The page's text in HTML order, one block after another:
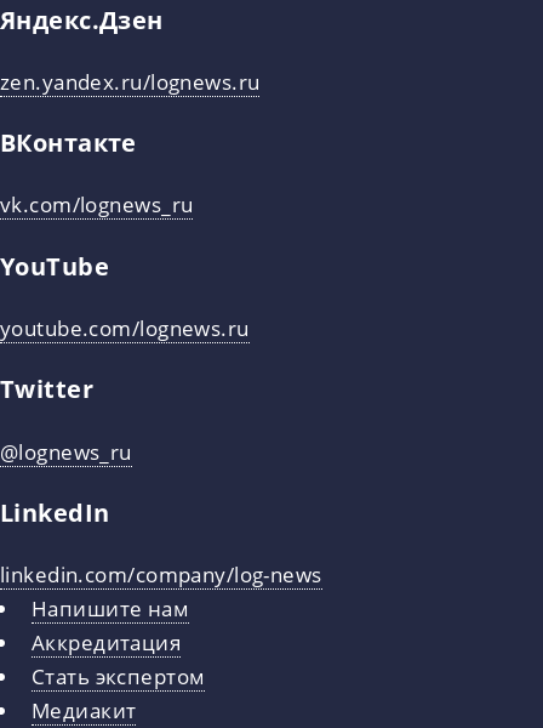
Яндекс.Дзен
zen.yandex.ru/lognews.ru
ВКонтакте
vk.com/lognews_ru
YouTube
youtube.com/lognews.ru
Twitter
@lognews_ru
LinkedIn
linkedin.com/company/log-news
Напишите нам
Аккредитация
Стать экспертом
Медиакит